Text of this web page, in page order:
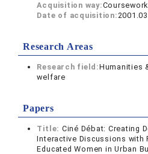
Acquisition way:Coursework
Date of acquisition:2001.03
Research Areas
Research field:Humanities
welfare
Papers
Title: Ciné Débat: Creating
Interactive Discussions with
Educated Women in Urban